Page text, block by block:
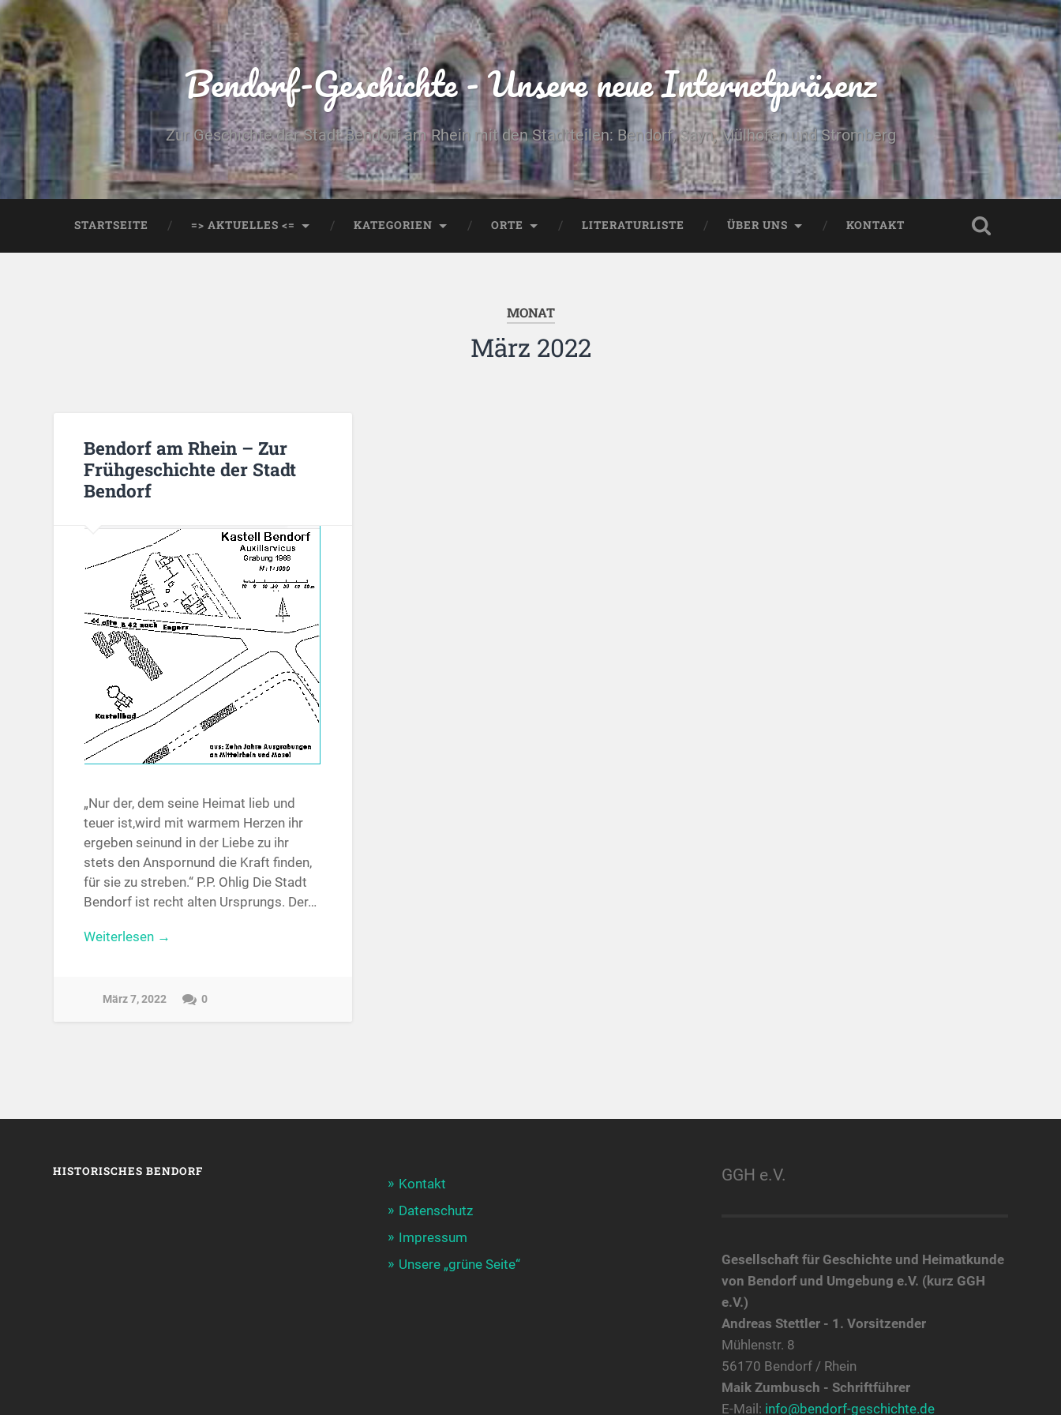
Bendorf-Geschichte - Unsere neue Internetpräsenz
Zur Geschichte der Stadt Bendorf am Rhein mit den Stadtteilen: Bendorf, Sayn, Mülhofen und Stromberg
STARTSEITE => AKTUELLES <= KATEGORIEN ORTE LITERATURLISTE ÜBER UNS KONTAKT
MONAT
März 2022
Bendorf am Rhein – Zur
Frühgeschichte der Stadt
Bendorf
„Nur der, dem seine Heimat lieb und
teuer ist,wird mit warmem Herzen ihr
ergeben seinund in der Liebe zu ihr
stets den Anspornund die Kraft finden,
für sie zu streben.“ P.P. Ohlig Die Stadt
Bendorf ist recht alten Ursprungs. Der…
Weiterlesen →
März 7, 2022 0
HISTORISCHES BENDORF
Kontakt
Datenschutz
Impressum
Unsere „grüne Seite“
GGH e.V.
Gesellschaft für Geschichte und Heimatkunde
von Bendorf und Umgebung e.V. (kurz GGH
e.V.)
Andreas Stettler - 1. Vorsitzender
Mühlenstr. 8
56170 Bendorf / Rhein
Maik Zumbusch - Schriftführer
E-Mail: info@bendorf-geschichte.de